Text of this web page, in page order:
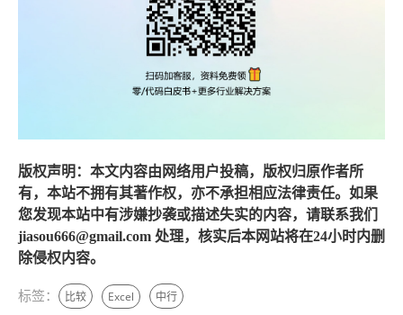
版权声明：本文内容由网络用户投稿，版权归原作者所
有，本站不拥有其著作权，亦不承担相应法律责任。如果
您发现本站中有涉嫌抄袭或描述失实的内容，请联系我们
jiasou666@gmail.com 处理，核实后本网站将在24小时内删
除侵权内容。
标签： 比较 Excel 中行